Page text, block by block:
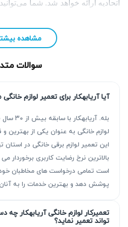
اتحادیه ارائه خواهد شد. شما
تعمیر لوازم خانگی ایندزیت در
مشاهده
سوالات
آیا آریابهکار برای تعمیر لوازم
بله.
لوازم خانگی به عنوان یکی از بهترین
این تعمیر لوازم برقی خانگی در
بالاترین نرخ رضایت کاربری برخوردار
است تمامی درخواست های مخاطبان
پوشش دهد و بهترین خدمات را به آنان
تعمیرکار لوازم خانگی آریابهکار چه
تواند تعمیر نماید؟